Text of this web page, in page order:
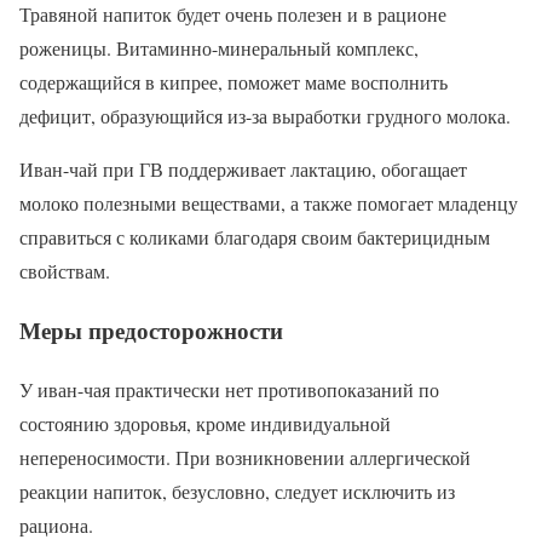
Травяной напиток будет очень полезен и в рационе
роженицы. Витаминно-минеральный комплекс,
содержащийся в кипрее, поможет маме восполнить
дефицит, образующийся из-за выработки грудного молока.
Иван-чай при ГВ поддерживает лактацию, обогащает
молоко полезными веществами, а также помогает младенцу
справиться с коликами благодаря своим бактерицидным
свойствам.
Меры предосторожности
У иван-чая практически нет противопоказаний по
состоянию здоровья, кроме индивидуальной
непереносимости. При возникновении аллергической
реакции напиток, безусловно, следует исключить из
рациона.